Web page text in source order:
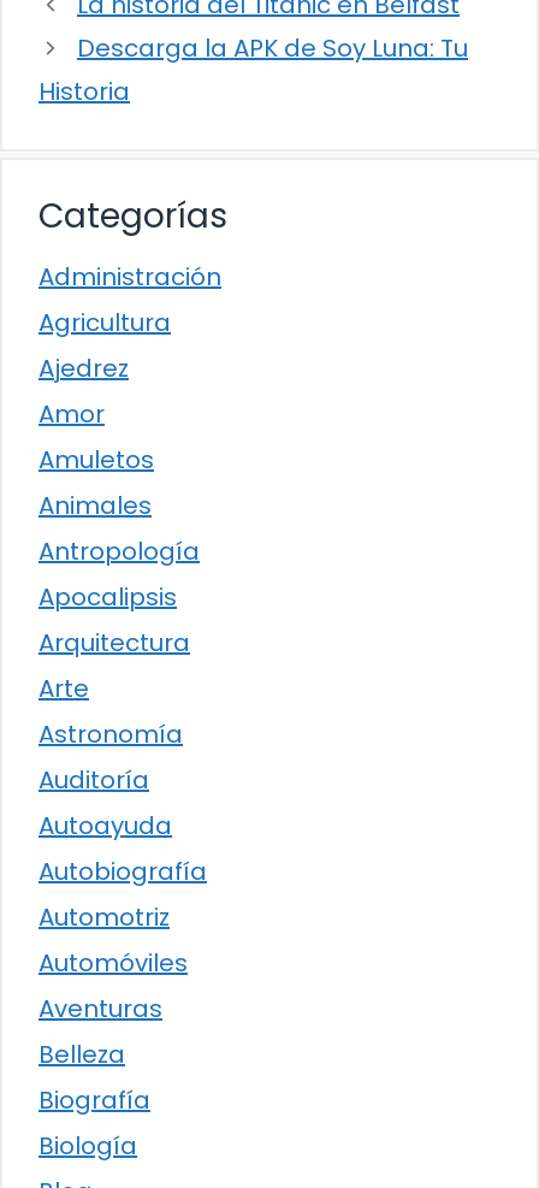
Descarga la APK de Soy Luna: Tu
Historia
Categorías
Administración
Agricultura
Ajedrez
Amor
Amuletos
Animales
Antropología
Apocalipsis
Arquitectura
Arte
Astronomía
Auditoría
Autoayuda
Autobiografía
Automotriz
Automóviles
Aventuras
Belleza
Biografía
Biología